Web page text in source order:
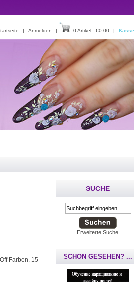
| Anmelden | 0 Artikel - €0.00 | Kasse
Farben. 15
SUCHE
Erweiterte Suche
SCHON GESEHEN? ...